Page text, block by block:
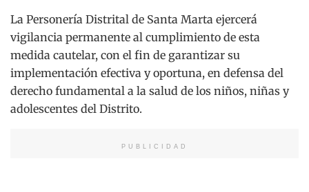
La Personería Distrital de Santa Marta ejercerá
vigilancia permanente al cumplimiento de esta
medida cautelar, con el fin de garantizar su
implementación efectiva y oportuna, en defensa del
derecho fundamental a la salud de los niños, niñas y
adolescentes del Distrito.
PUBLICIDAD